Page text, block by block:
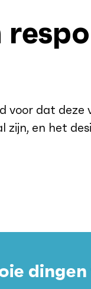
voor dat
zijn, en het